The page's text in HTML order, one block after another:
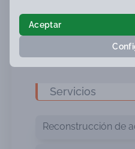
implementación de
desguaces, se puede
ambiental y avanzar
circular en la industria
Servicios
Reconstrucción de
Aceptar